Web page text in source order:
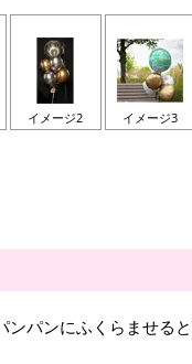
イメージ2 イメージ3
パンにふくらませると